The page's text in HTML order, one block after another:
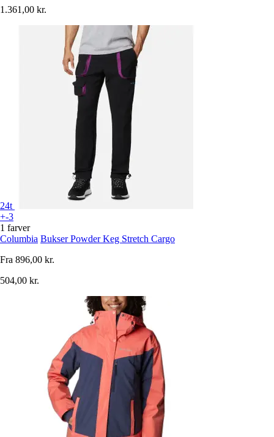
1.361,00 kr.
24t
+-3
1 farver
Columbia Bukser Powder Keg Stretch Cargo
Fra 896,00 kr.
504,00 kr.